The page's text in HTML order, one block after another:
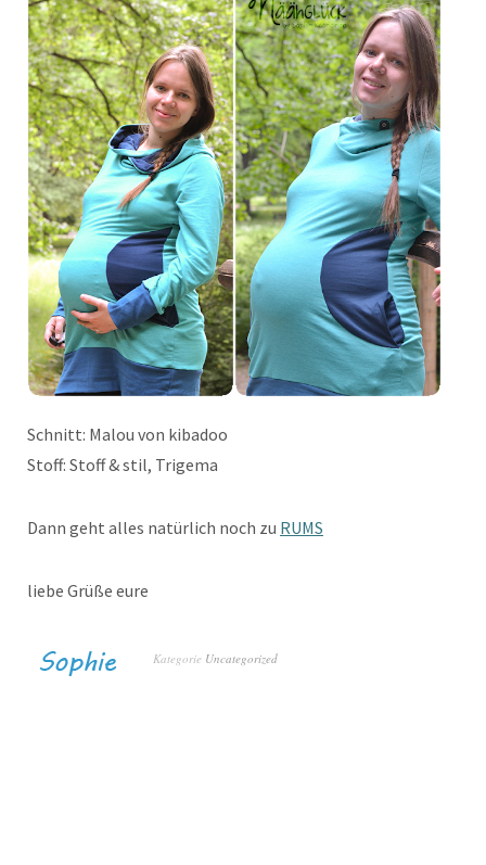
Schnitt: Malou von kibadoo
Stoff: Stoff & stil, Trigema
Dann geht alles natürlich noch zu RUMS
liebe Grüße eure
Kategorie Uncategorized